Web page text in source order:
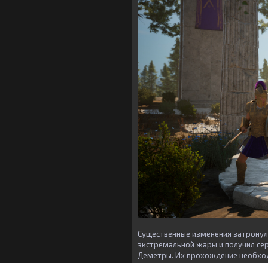
Существенные изменения
экстремальной жары и получил
Деметры. Их прохождение